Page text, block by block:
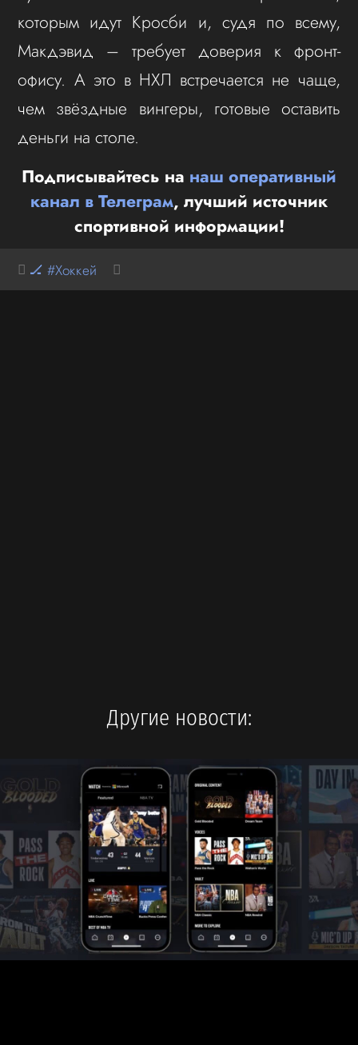
которым идут Кросби и, судя по всему,
Макдэвид – требует доверия к фронт-
офису. А это в НХЛ встречается не чаще,
чем звёздные вингеры, готовые оставить
деньги на столе.
Подписывайтесь на наш оперативный
канал в Телеграм, лучший источник
спортивной информации!
🏒 #Хоккей
Другие новости: